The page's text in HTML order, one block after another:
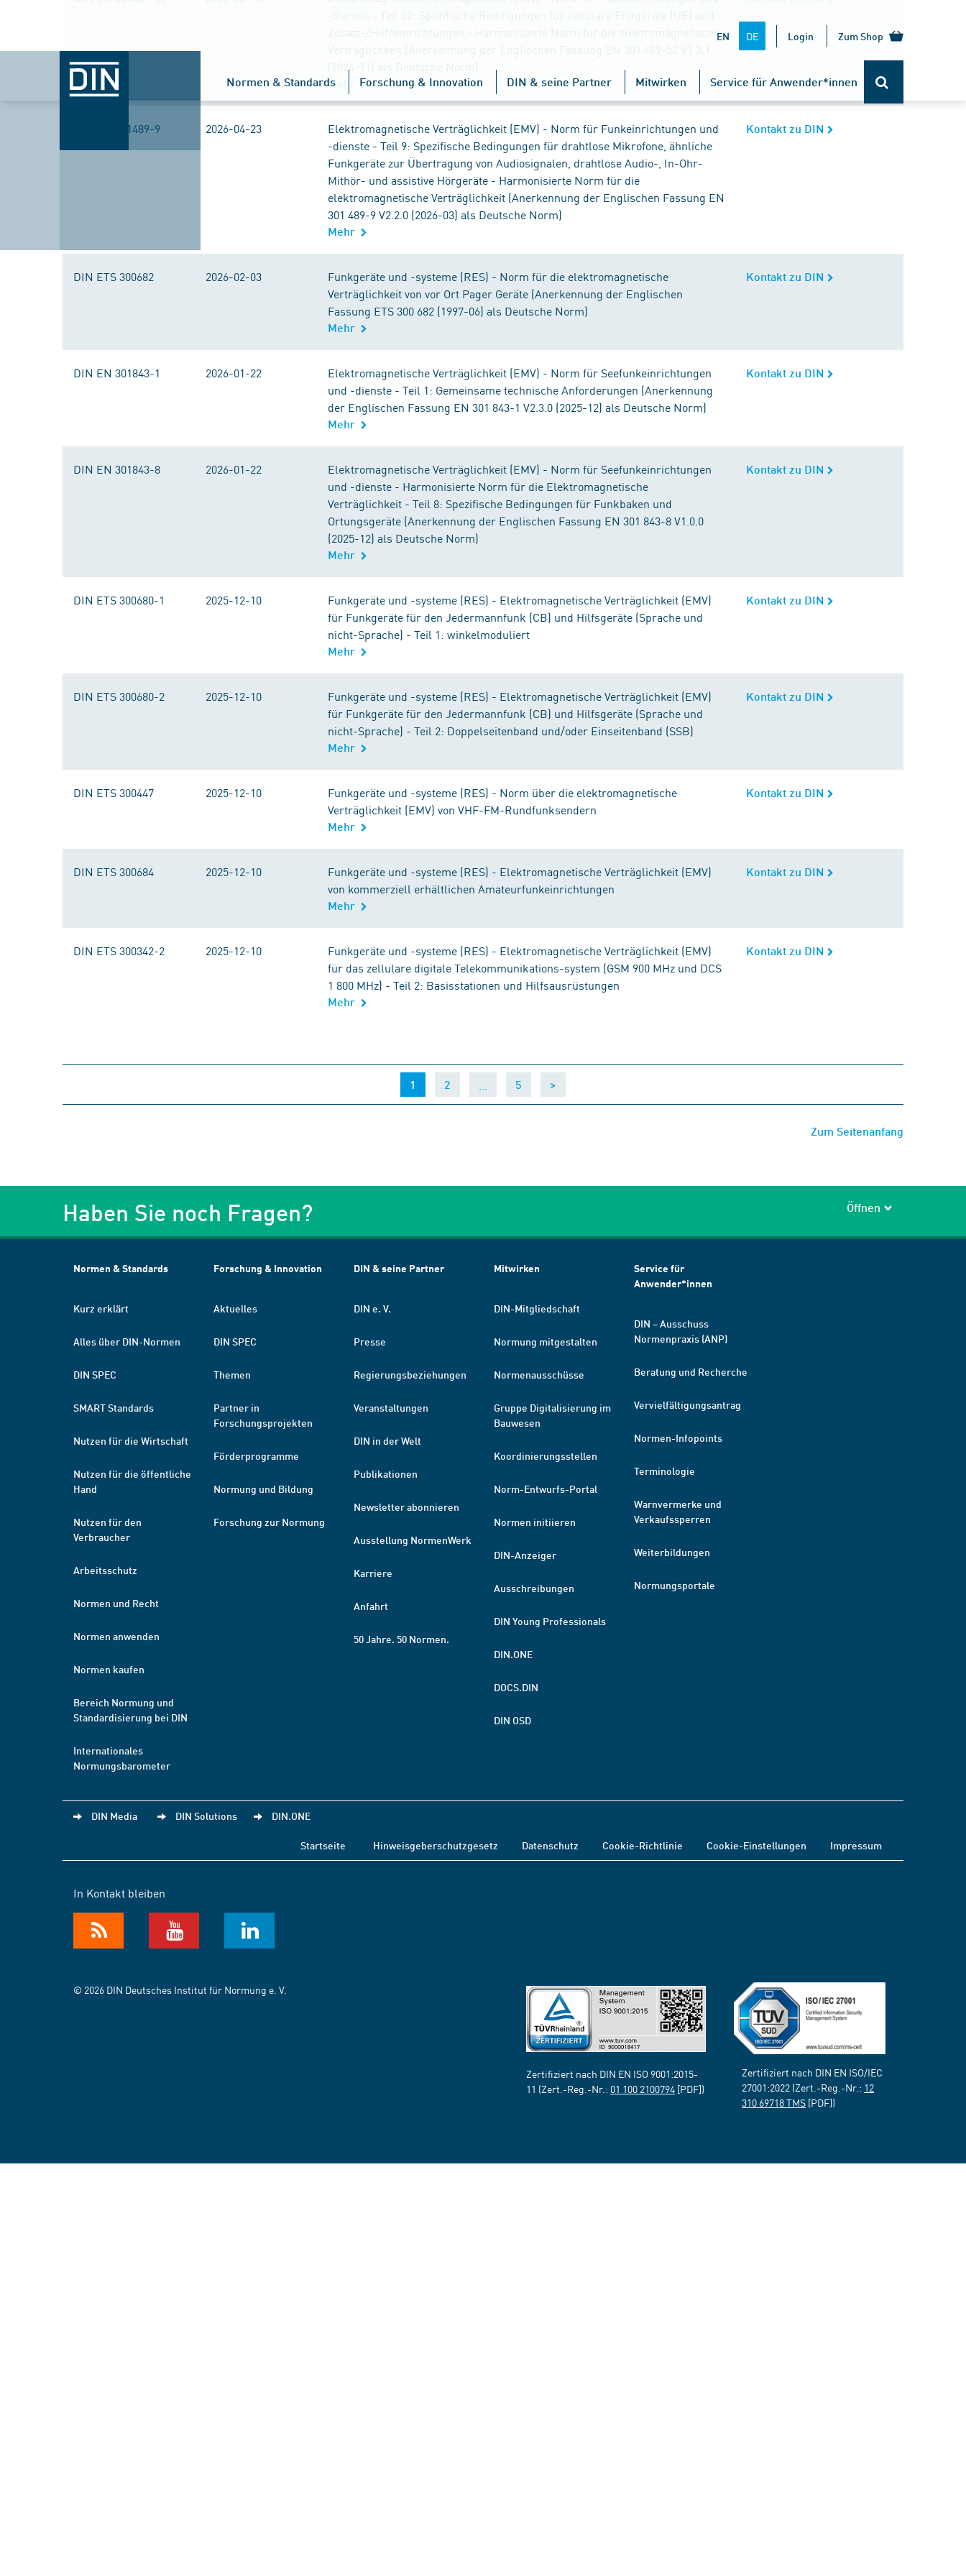
EN DE Login Zum Shop
Normen & Standards Forschung & Innovation DIN & seine Partner Mitwirken Service für Anwender*innen
Zusatz-/Hilfseinrichtungen - Harmonisierte Norm für die elektromagnetische
(2024-11) als Deutsche Norm)
Mehr
DIN EN 301489-9 2026-04-23
Elektromagnetische Verträglichkeit (EMV) - Norm für Funkeinrichtungen und
-dienste - Teil 9: Spezifische Bedingungen für drahtlose Mikrofone, ähnliche
Funkgeräte zur Übertragung von Audiosignalen, drahtlose Audio-, In-Ohr-
Mithör- und assistive Hörgeräte - Harmonisierte Norm für die
elektromagnetische Verträglichkeit (Anerkennung der Englischen Fassung EN
301 489-9 V2.2.0 (2026-03) als Deutsche Norm)
Mehr
Kontakt zu DIN
DIN ETS 300682 2026-02-03
Funkgeräte und -systeme (RES) - Norm für die elektromagnetische
Verträglichkeit von vor Ort Pager Geräte (Anerkennung der Englischen
Fassung ETS 300 682 (1997-06) als Deutsche Norm)
Mehr
Kontakt zu DIN
DIN EN 301843-1 2026-01-22
Elektromagnetische Verträglichkeit (EMV) - Norm für Seefunkeinrichtungen
und -dienste - Teil 1: Gemeinsame technische Anforderungen (Anerkennung
der Englischen Fassung EN 301 843-1 V2.3.0 (2025-12) als Deutsche Norm)
Mehr
Kontakt zu DIN
DIN EN 301843-8 2026-01-22
Elektromagnetische Verträglichkeit (EMV) - Norm für Seefunkeinrichtungen
und -dienste - Harmonisierte Norm für die Elektromagnetische
Verträglichkeit - Teil 8: Spezifische Bedingungen für Funkbaken und
Ortungsgeräte (Anerkennung der Englischen Fassung EN 301 843-8 V1.0.0
(2025-12) als Deutsche Norm)
Mehr
Kontakt zu DIN
DIN ETS 300680-1 2025-12-10
Funkgeräte und -systeme (RES) - Elektromagnetische Verträglichkeit (EMV)
für Funkgeräte für den Jedermannfunk (CB) und Hilfsgeräte (Sprache und
nicht-Sprache) - Teil 1: winkelmoduliert
Mehr
Kontakt zu DIN
DIN ETS 300680-2 2025-12-10
Funkgeräte und -systeme (RES) - Elektromagnetische Verträglichkeit (EMV)
für Funkgeräte für den Jedermannfunk (CB) und Hilfsgeräte (Sprache und
nicht-Sprache) - Teil 2: Doppelseitenband und/oder Einseitenband (SSB)
Mehr
Kontakt zu DIN
DIN ETS 300447 2025-12-10
Funkgeräte und -systeme (RES) - Norm über die elektromagnetische
Verträglichkeit (EMV) von VHF-FM-Rundfunksendern
Mehr
Kontakt zu DIN
DIN ETS 300684 2025-12-10
Funkgeräte und -systeme (RES) - Elektromagnetische Verträglichkeit (EMV)
von kommerziell erhältlichen Amateurfunkeinrichtungen
Mehr
Kontakt zu DIN
DIN ETS 300342-2 2025-12-10
Funkgeräte und -systeme (RES) - Elektromagnetische Verträglichkeit (EMV)
für das zellulare digitale Telekommunikations-system (GSM 900 MHz und DCS
1 800 MHz) - Teil 2: Basisstationen und Hilfsausrüstungen
Mehr
Kontakt zu DIN
1 (current)
2 5 >
Zum Seitenanfang
Haben Sie noch Fragen? Öffnen
Normen & Standards
Kurz erklärt
Alles über DIN-Normen
DIN SPEC
SMART Standards
Nutzen für die Wirtschaft
Nutzen für die öffentliche
Hand
Nutzen für den
Verbraucher
Arbeitsschutz
Normen und Recht
Normen anwenden
Normen kaufen
Bereich Normung und
Standardisierung bei DIN
Internationales
Normungsbarometer
Forschung & Innovation
Aktuelles
DIN SPEC
Themen
Partner in
Forschungsprojekten
Förderprogramme
Normung und Bildung
Forschung zur Normung
DIN & seine Partner
DIN e. V.
Presse
Regierungsbeziehungen
Veranstaltungen
DIN in der Welt
Publikationen
Newsletter abonnieren
Ausstellung NormenWerk
Karriere
Anfahrt
50 Jahre. 50 Normen.
Mitwirken
DIN-Mitgliedschaft
Normung mitgestalten
Normenausschüsse
Gruppe Digitalisierung im
Bauwesen
Koordinierungsstellen
Norm-Entwurfs-Portal
Normen initiieren
DIN-Anzeiger
Ausschreibungen
DIN Young Professionals
DIN.ONE
DOCS.DIN
DIN OSD
Service für
Anwender*innen
DIN – Ausschuss
Normenpraxis (ANP)
Beratung und Recherche
Vervielfältigungsantrag
Normen-Infopoints
Terminologie
Warnvermerke und
Verkaufssperren
Weiterbildungen
Normungsportale
DIN Media DIN Solutions DIN.ONE
Startseite Hinweisgeberschutzgesetz Datenschutz Cookie-Richtlinie Cookie-Einstellungen Impressum
In Kontakt bleiben
© 2026 DIN Deutsches Institut für Normung e. V.
Zertifiziert nach DIN EN ISO 9001:2015-
11 (Zert.-Reg.-Nr.: 01 100 2100794 [PDF])
Zertifiziert nach DIN EN ISO/IEC
27001:2022 (Zert.-Reg.-Nr.: 12
310 69718 TMS [PDF])